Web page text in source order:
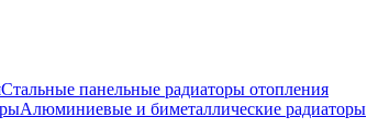
Стальные панельные радиаторы отопления
Алюминиевые и биметаллические радиаторы